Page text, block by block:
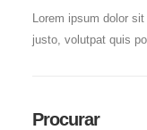
Lorem ipsum dolor
justo, volutpat quis
Procurar